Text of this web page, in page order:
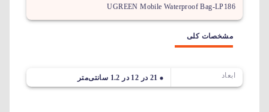
UGREEN Mobile Waterproof Bag-LP186
مشخصات کلی
ابعاد 21 در 12 در 1.2 سانتی‌متر